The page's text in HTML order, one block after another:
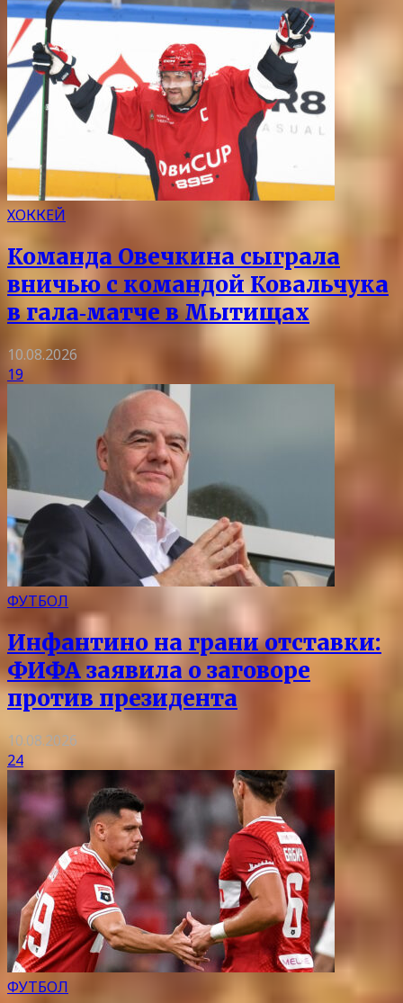
ХОККЕЙ
Команда Овечкина сыграла
вничью с командой Ковальчука
в гала‑матче в Мытищах
10.08.2026
19
ФУТБОЛ
Инфантино на грани отставки:
ФИФА заявила о заговоре
против президента
10.08.2026
24
ФУТБОЛ